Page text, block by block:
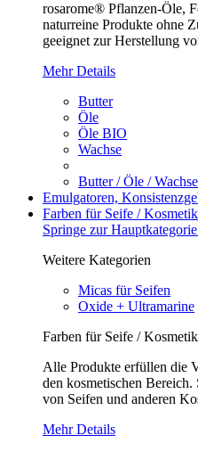
rosarome® Pflanzen-Öle,
naturreine Produkte ohne
geeignet zur Herstellung
Mehr Details
Butter
Öle
Öle BIO
Wachse
Butter / Öle / Wachse
Emulgatoren,
Farben für Seife / Kosmetik
Springe zur
Weitere Kategorien
Micas für Seifen
Oxide + Ultramarine
Farben für Seife / Kosmetik
Alle Produkte erfüllen die
den kosmetischen
von Seifen und anderen
Mehr Details